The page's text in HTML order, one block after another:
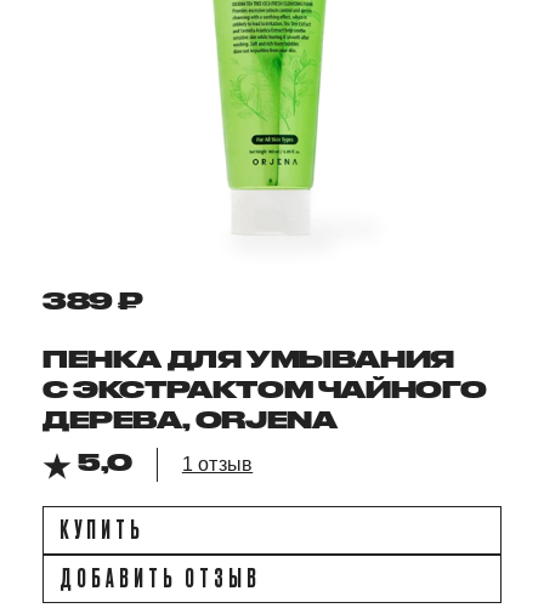
389 ₽
ПЕНКА ДЛЯ УМЫВАНИЯ
С ЭКСТРАКТОМ ЧАЙНОГО
ДЕРЕВА, ORJENA
5,0
1 отзыв
КУПИТЬ
ДОБАВИТЬ ОТЗЫВ